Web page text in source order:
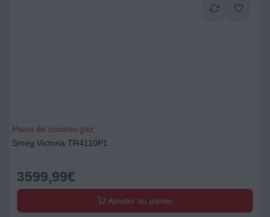
Piano de cuisson gaz
Smeg Victoria TR4110P1
3599,99€
Ajouter au panier